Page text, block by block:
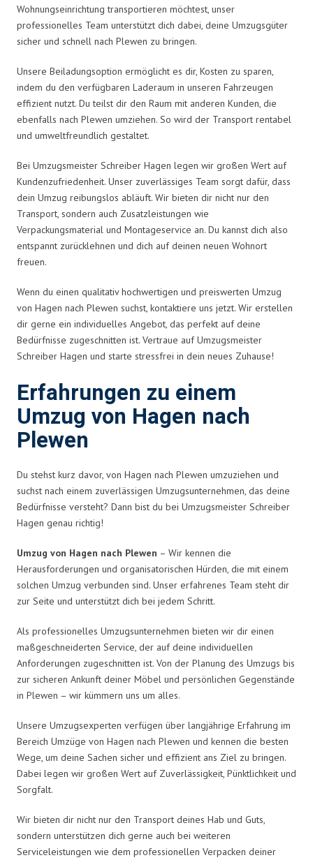
Wohnungseinrichtung transportieren möchtest, unser
professionelles Team unterstützt dich dabei, deine Umzugsgüter
sicher und schnell nach Plewen zu bringen.
Unsere Beiladungsoption ermöglicht es dir, Kosten zu sparen,
indem du den verfügbaren Laderaum in unseren Fahrzeugen
effizient nutzt. Du teilst dir den Raum mit anderen Kunden, die
ebenfalls nach Plewen umziehen. So wird der Transport rentabel
und umweltfreundlich gestaltet.
Bei Umzugsmeister Schreiber Hagen legen wir großen Wert auf
Kundenzufriedenheit. Unser zuverlässiges Team sorgt dafür, dass
dein Umzug reibungslos abläuft. Wir bieten dir nicht nur den
Transport, sondern auch Zusatzleistungen wie
Verpackungsmaterial und Montageservice an. Du kannst dich also
entspannt zurücklehnen und dich auf deinen neuen Wohnort
freuen.
Wenn du einen qualitativ hochwertigen und preiswerten Umzug
von Hagen nach Plewen suchst, kontaktiere uns jetzt. Wir erstellen
dir gerne ein individuelles Angebot, das perfekt auf deine
Bedürfnisse zugeschnitten ist. Vertraue auf Umzugsmeister
Schreiber Hagen und starte stressfrei in dein neues Zuhause!
Erfahrungen zu einem
Umzug von Hagen nach
Plewen
Du stehst kurz davor, von Hagen nach Plewen umzuziehen und
suchst nach einem zuverlässigen Umzugsunternehmen, das deine
Bedürfnisse versteht? Dann bist du bei Umzugsmeister Schreiber
Hagen genau richtig!
Umzug von Hagen nach Plewen – Wir kennen die
Herausforderungen und organisatorischen Hürden, die mit einem
solchen Umzug verbunden sind. Unser erfahrenes Team steht dir
zur Seite und unterstützt dich bei jedem Schritt.
Als professionelles Umzugsunternehmen bieten wir dir einen
maßgeschneiderten Service, der auf deine individuellen
Anforderungen zugeschnitten ist. Von der Planung des Umzugs bis
zur sicheren Ankunft deiner Möbel und persönlichen Gegenstände
in Plewen – wir kümmern uns um alles.
Unsere Umzugsexperten verfügen über langjährige Erfahrung im
Bereich Umzüge von Hagen nach Plewen und kennen die besten
Wege, um deine Sachen sicher und effizient ans Ziel zu bringen.
Dabei legen wir großen Wert auf Zuverlässigkeit, Pünktlichkeit und
Sorgfalt.
Wir bieten dir nicht nur den Transport deines Hab und Guts,
sondern unterstützen dich gerne auch bei weiteren
Serviceleistungen wie dem professionellen Verpacken deiner